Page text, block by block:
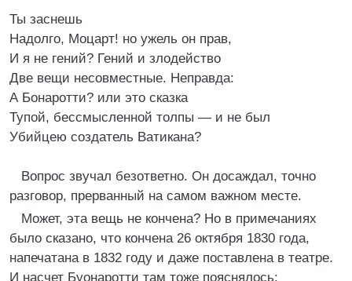
Ты заснешь
Надолго, Моцарт! но ужель он прав,
И я не гений? Гений и злодейство
Две вещи несовместные. Неправда:
А Бонаротти? или это сказка
Тупой, бессмысленной толпы — и не был
Убийцею создатель Ватикана?
Вопрос звучал безответно. Он досаждал, точно
разговор, прерванный на самом важном месте.
Может, эта вещь не кончена? Но в примечаниях
было сказано, что кончена 26 октября 1830 года,
напечатана в 1832 году и даже поставлена в театре.
И насчет Буонаротти там тоже пояснялось: